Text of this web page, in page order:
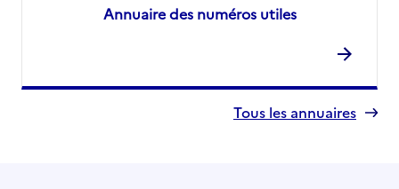
Annuaire des numéros utiles
Tous les annuaires